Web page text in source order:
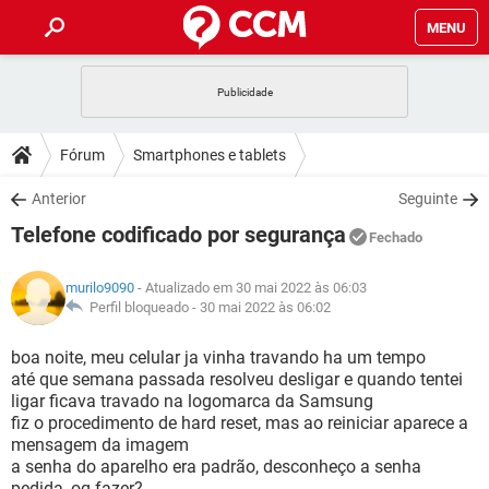
MENU
CELULAR FACEBOOK
OUTLOOK
INSTAGRAM GMAIL
GUIA DE COMPRAS
DICAS
JOGOS WHATSAPP
INSTAGRAM GMAIL
GUIA DE COMPRAS
DOWNLOADS
JOGOS WHATSAPP
CELULAR
OUTLOOK EXCEL
INSTAGRAM
GUIA DE COMPRAS
JOGOS WHATSAPP
CELULAR
OUTLOOK EXCEL
INSTAGRAM GMAIL
GUIA DE COMPRAS
GLOSSÁRIO
WHATSAPP
CELULAR FACEBOOK
OUTLOOK EXCEL
INSTAGRAM GMAIL
Fórum Smartphones e tablets
Anterior Seguinte
Telefone codificado por segurança Fechado
murilo9090 - Atualizado em 30 mai 2022 às 06:03
Perfil bloqueado - 30 mai 2022 às 06:02
boa noite, meu celular ja vinha travando ha um tempo
até que semana passada resolveu desligar e quando tentei
ligar ficava travado na logomarca da Samsung
fiz o procedimento de hard reset, mas ao reiniciar aparece a
mensagem da imagem
a senha do aparelho era padrão, desconheço a senha